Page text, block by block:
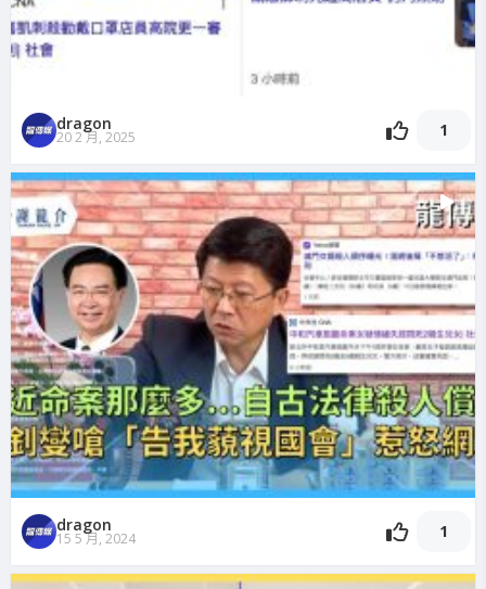
dragon
20 2 月, 2025 1
dragon
15 5 月, 2024 1